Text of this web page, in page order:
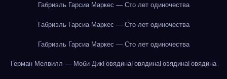
Габриэль Гарсиа Маркес — Сто лет одиночества
Габриэль Гарсиа Маркес — Сто лет одиночества
Габриэль Гарсиа Маркес — Сто лет одиночества
Герман Мелвилл — Моби ДикГовядинаГовядинаГовядинаГовядина